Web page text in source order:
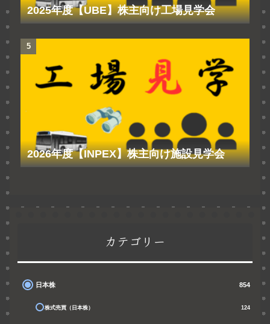
2025年度【UBE】株主向け工場見学会
2026年度【INPEX】株主向け施設見学会
カテゴリー
日本株 854
株式売買（日本株） 124